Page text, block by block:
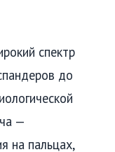
спектр
до
—
на пальцах,